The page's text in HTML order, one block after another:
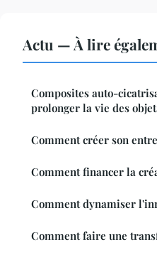
Actu — À lire
Composites auto-
prolonger la vie des
Comment créer son
Comment financer la
Comment dynamiser
Comment faire une